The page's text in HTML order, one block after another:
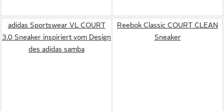
adidas Sportswear VL COURT
3.0 Sneaker inspiriert vom Design
des adidas samba
Reebok Classic COURT CLEAN
Sneaker